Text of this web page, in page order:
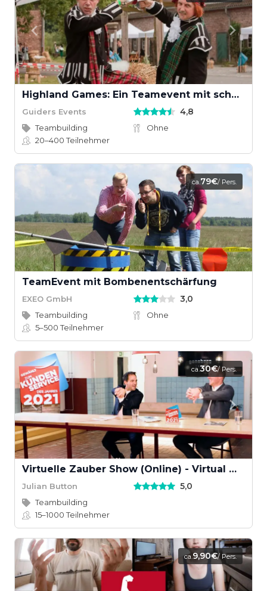
Highland Games: Ein Teamevent mit schottischem Wettkampfgeist
Guiders Events 4,8
Teambuilding
Ohne
20–400Teilnehmer
ca.79€/ Pers.
TeamEvent mit Bombenentschärfung
EXEO GmbH 3,0
Teambuilding
Ohne
5–500Teilnehmer
ca.30€/ Pers.
Virtuelle Zauber Show (Online) - Virtual Magic Show
Julian Button 5,0
Teambuilding
15–1000Teilnehmer
ca.9,90€/ Pers.